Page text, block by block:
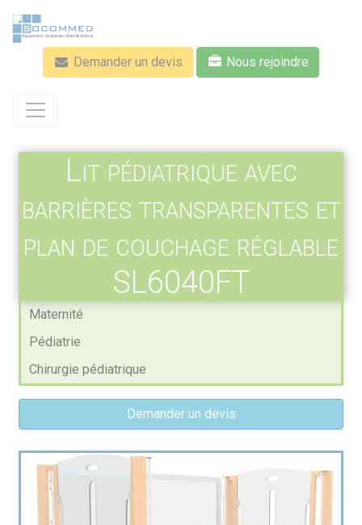
au
contenu
Demander un devis Nous rejoindre
Lit pédiatrique avec
barrières transparentes et
plan de couchage réglable
SL6040FT
Maternité
Pédiatrie
Chirurgie pédiatrique
Demander un devis